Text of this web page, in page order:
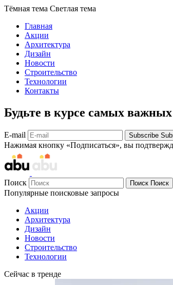
Тёмная тема Светлая тема
Главная
Акции
Архитектура
Дизайн
Новости
Строительство
Технологии
Контакты
Будьте в курсе самых важных
E-mail Subscribe
Нажимая кнопку «Подписаться», вы
Поиск Поиск Поиск
Популярные поисковые запросы
Акции
Архитектура
Дизайн
Новости
Строительство
Технологии
Сейчас в тренде